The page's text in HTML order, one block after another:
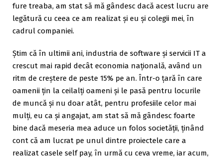
fure treaba, am stat să mă gândesc dacă acest lucru are
legătură cu ceea ce am realizat și eu și colegii mei, în
cadrul companiei.
Știm că în ultimii ani, industria de software și servicii IT a
crescut mai rapid decât economia națională, având un
ritm de creștere de peste 15% pe an. Într-o țară în care
oamenii țin la ceilalți oameni și le pasă pentru locurile
de muncă și nu doar atât, pentru profesiile celor mai
mulți, eu ca și angajat, am stat să mă gândesc foarte
bine dacă meseria mea aduce un folos societății, ținând
cont că am lucrat pe unul dintre proiectele care a
realizat casele self pay, în urmă cu ceva vreme, iar acum,